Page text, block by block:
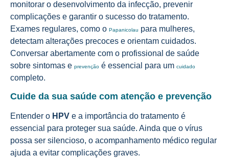
monitorar o desenvolvimento da infecção, prevenir
complicações e garantir o sucesso do tratamento.
Exames regulares, como o Papanicolau para mulheres,
detectam alterações precoces e orientam cuidados.
Conversar abertamente com o profissional de saúde
sobre sintomas e prevenção é essencial para um cuidado
completo.
Cuide da sua saúde com atenção e prevenção
Entender o HPV e a importância do tratamento é
essencial para proteger sua saúde. Ainda que o vírus
possa ser silencioso, o acompanhamento médico regular
ajuda a evitar complicações graves.